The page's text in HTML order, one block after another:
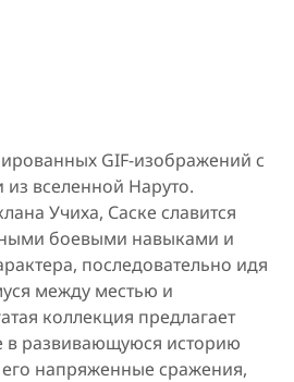
GIF-изображений с
из вселенной Наруто.
Учиха, Саске славится
боевыми навыками и
последовательно идя
между местью и
коллекция предлагает
в развивающуюся историю
напряженные сражения,